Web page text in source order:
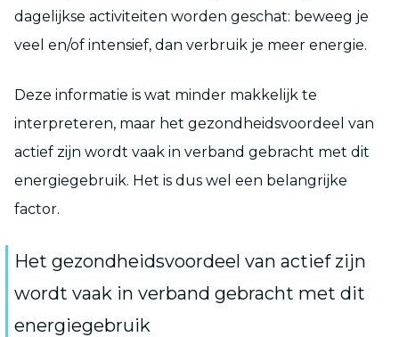
dagelijkse activiteiten worden geschat: beweeg je
veel en/of intensief, dan verbruik je meer energie.
Deze informatie is wat minder makkelijk te
interpreteren, maar het gezondheidsvoordeel van
actief zijn wordt vaak in verband gebracht met dit
energiegebruik. Het is dus wel een belangrijke
factor.
Het gezondheidsvoordeel van actief zijn
wordt vaak in verband gebracht met dit
energiegebruik